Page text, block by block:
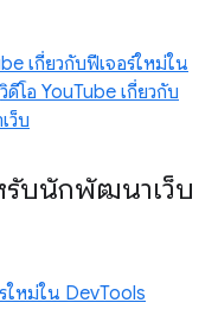
เกี่ยวกับฟีเจอร์ใหม่ใน
วิดีโอ YouTube เกี่ยวกับ
ว็บ
รับนักพัฒนาเว็บ
ใหม่ใน DevTools